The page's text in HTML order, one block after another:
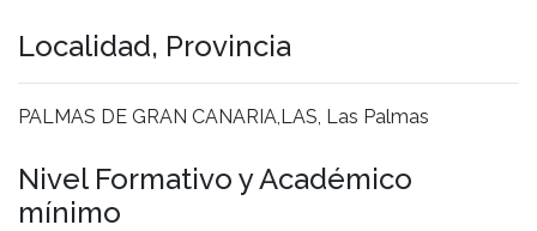
Localidad, Provincia
PALMAS DE GRAN CANARIA,LAS, Las Palmas
Nivel Formativo y Académico
mínimo